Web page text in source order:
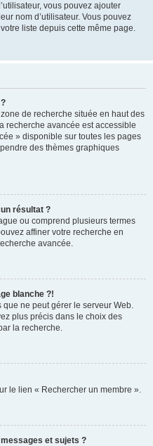
vous pouvez ajouter
nom d’utilisateur. Vous pouvez
liste depuis cette même page.
de recherche située en haut des
recherche avancée est accessible
» disponible sur toutes les pages
des thèmes graphiques
résultat ?
ou comprend plusieurs termes
affiner votre recherche en
avancée.
blanche ?!
ne peut gérer le serveur Web.
plus précis dans le choix des
la recherche.
le lien « Rechercher un membre ».
et sujets ?